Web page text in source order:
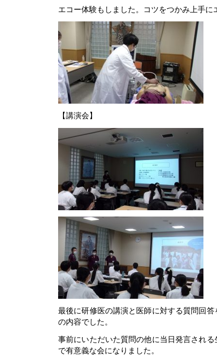
エコー体験もしました。コツをつかみ上手に
【講演会】
最後に研修医の講演と医師に対する質問回
の内容でした。
事前にいただいた質問の他に当日発言され
で有意義な会になりました。